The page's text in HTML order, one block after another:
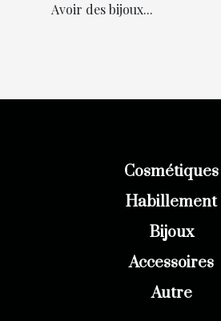
Avoir des bijoux...
Cosmétiques
Habillement
Bijoux
Accessoires
Autre